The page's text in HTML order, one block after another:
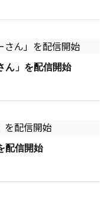
ん」を配信開始
配信開始